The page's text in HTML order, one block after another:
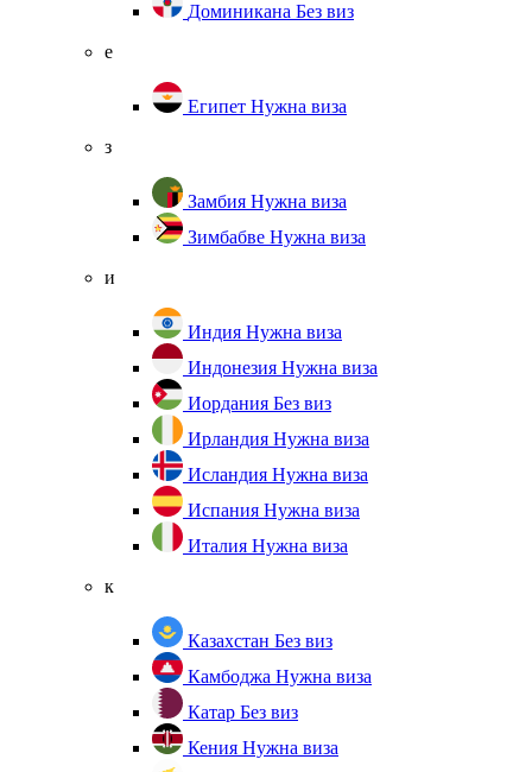
Доминикана Без виз
е
Египет Нужна виза
з
Замбия Нужна виза
Зимбабве Нужна виза
и
Индия Нужна виза
Индонезия Нужна виза
Иордания Без виз
Ирландия Нужна виза
Исландия Нужна виза
Испания Нужна виза
Италия Нужна виза
к
Казахстан Без виз
Камбоджа Нужна виза
Катар Без виз
Кения Нужна виза